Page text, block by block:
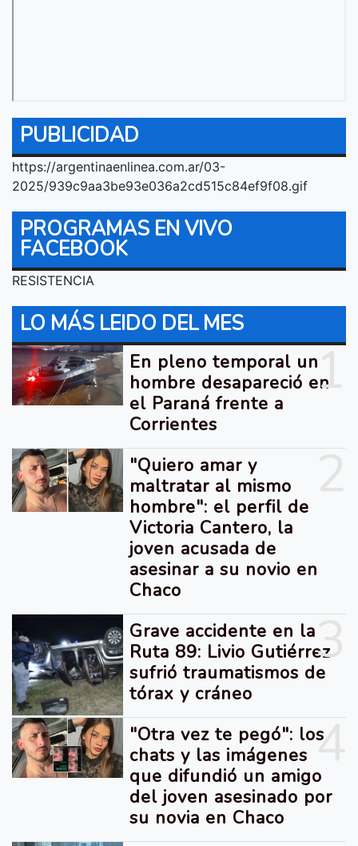
PUBLICIDAD
https://argentinaenlinea.com.ar/03-
2025/939c9aa3be93e036a2cd515c84ef9f08.gif
PROGRAMAS EN VIVO
FACEBOOK
RESISTENCIA
LO MÁS LEIDO DEL MES
1
En pleno temporal un
hombre desapareció en
el Paraná frente a
Corrientes
"Quiero amar y
maltratar al mismo
hombre": el perfil de
Victoria Cantero, la
joven acusada de
asesinar a su novio en
Chaco
3
Grave accidente en la
Ruta 89: Livio Gutiérrez
sufrió traumatismos de
tórax y cráneo
4
"Otra vez te pegó": los
chats y las imágenes
que difundió un amigo
del joven asesinado por
su novia en Chaco